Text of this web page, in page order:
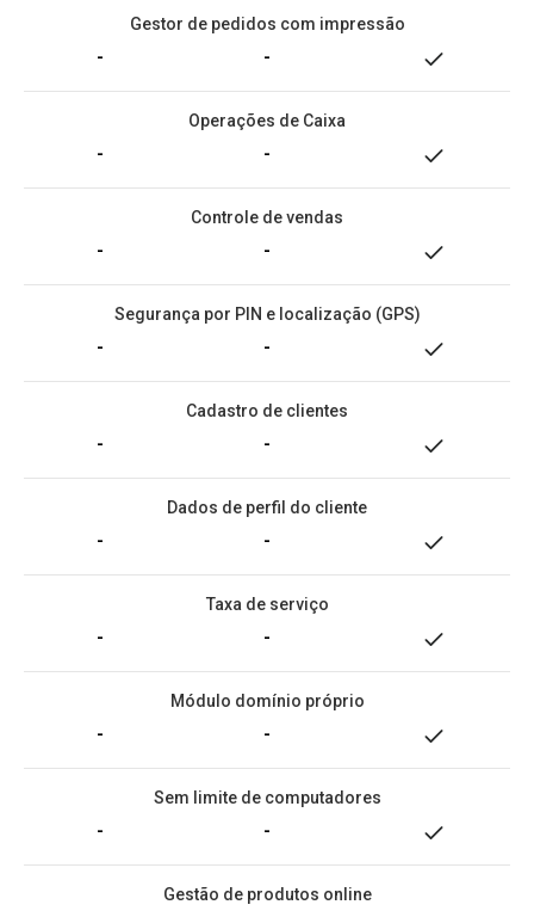
Gestor de pedidos com impressão
-
-
Operações de Caixa
-
-
Controle de vendas
-
-
Segurança por PIN e localização (GPS)
-
-
Cadastro de clientes
-
-
Dados de perfil do cliente
-
-
Taxa de serviço
-
-
Módulo domínio próprio
-
-
Sem limite de computadores
-
-
Gestão de produtos online